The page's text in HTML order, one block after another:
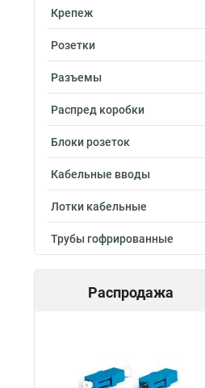
Крепеж
Розетки
Разъемы
Распред коробки
Блоки розеток
Кабельные вводы
Лотки кабельные
Трубы гофрированные
Распродажа